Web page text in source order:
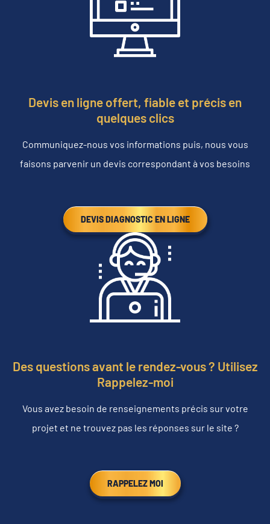
Devis en ligne offert, fiable et précis en
quelques clics
Communiquez-nous vos informations puis, nous vous
faisons parvenir un devis correspondant à vos besoins
DEVIS DIAGNOSTIC EN LIGNE
Des questions avant le rendez-vous ? Utilisez
Rappelez-moi
Vous avez besoin de renseignements précis sur votre
projet et ne trouvez pas les réponses sur le site ?
RAPPELEZ MOI